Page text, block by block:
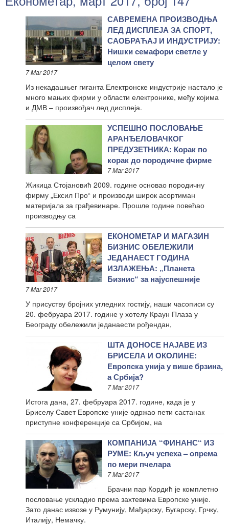
САВРЕМЕНА ПРОИЗВОДЊА
ЛЕД ДИСПЛЕЈА ЗА СПОРТ,
САОБРАЋАЈ И ИНДУСТРИЈУ:
Нишки семафори светле у
целом свету
7 Mar 2017
Из некадашњег гиганта Електронске индустрије настало је
много мањих фирми у области електронике, међу којима
и ДМВ – произвођач лед дисплеја.
УСПЕШНО ПОСЛОВАЊЕ
АРАНЂЕЛОВАЧКОГ
ПРЕДУЗЕТНИКА: Корак по
корак до породичне фирме
7 Mar 2017
Жикица Стојановић 2009. године основао породичну
фирму „Ексил Про“ и производи широк асортиман
материјала за грађевинаре. Прошле године повећао
производњу са
ЕКОНОМЕТАР И МАГАЗИН
БИЗНИС ОБЕЛЕЖИЛИ
ЈЕДАНАЕСТ ГОДИНА
ИЗЛАЖЕЊА: „Планета
Бизнис“ за најуспешније
7 Mar 2017
У присуству бројних угледних гостију, наши часописи су
20. фебруара 2017. године у хотелу Краун Плаза у
Београду обележили једанаести рођендан,
ШТА ДОНОСЕ НАЈАВЕ ИЗ
БРИСЕЛА И ОКОЛИНЕ:
Европска унија у више брзина,
а Србија?
7 Mar 2017
Истога дана, 27. фебруара 2017. године, када је у
Бриселу Савет Европске уније одржао пети састанак
приступне конференције са Србијом, на
КОМПАНИЈА “ФИНАНС“ ИЗ
РУМЕ: Кључ успеха – опрема
по мери пчелара
7 Mar 2017
Брачни пар Кордић је комплетно
пословање ускладио према захтевима Европске уније.
Зато данас извозе у Румунију, Мађарску, Бугарску, Грчку,
Италију, Немачку.